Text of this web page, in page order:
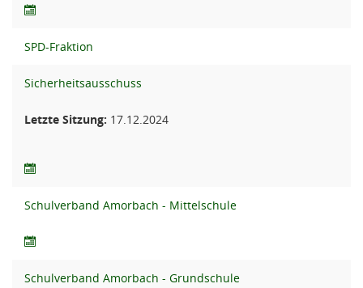
SPD-Fraktion
Sicherheitsausschuss
Letzte Sitzung: 17.12.2024
Schulverband Amorbach - Mittelschule
Schulverband Amorbach - Grundschule